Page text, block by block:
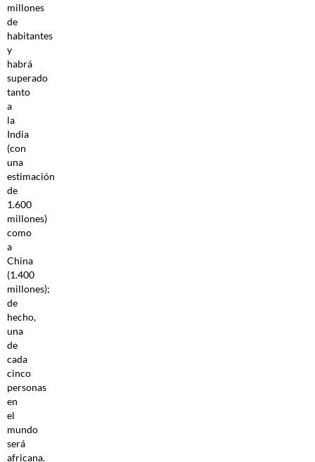
millones
de
habitantes
y
habrá
superado
tanto
a
la
India
(con
una
estimación
de
1.600
millones)
como
a
China
(1.400
millones);
de
hecho,
una
de
cada
cinco
personas
en
el
mundo
será
africana.